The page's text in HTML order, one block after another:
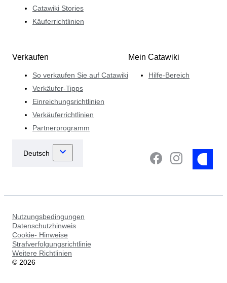
Catawiki Stories
Käuferrichtlinien
Verkaufen
So verkaufen Sie auf Catawiki
Verkäufer-Tipps
Einreichungsrichtlinien
Verkäuferrichtlinien
Partnerprogramm
Mein Catawiki
Hilfe-Bereich
Nutzungsbedingungen
Datenschutzhinweis
Cookie- Hinweise
Strafverfolgungsrichtlinie
Weitere Richtlinien
© 2026